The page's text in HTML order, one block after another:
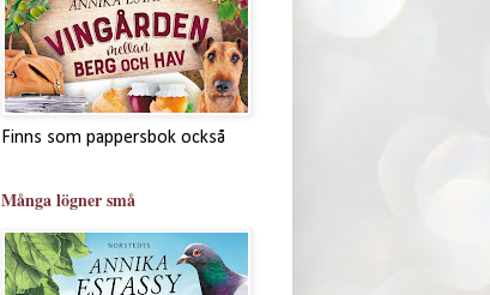
Finns som pappersbok också
Många lögner små